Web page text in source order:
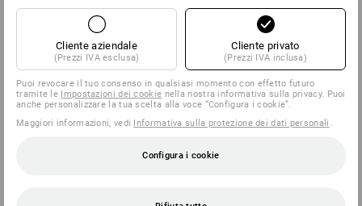
Cliente aziendale
(Prezzi IVA esclusa)
Cliente privato
(Prezzi IVA inclusa)
Puoi revocare il tuo consenso in qualsiasi momento con effetto futuro
tramite le Impostazioni dei cookie nella nostra informativa sulla privacy. Puoi
anche personalizzare la tua scelta alla voce “Configura i cookie”.
Maggiori informazioni, vedi Informativa sulla protezione dei dati personali
Configura i cookie